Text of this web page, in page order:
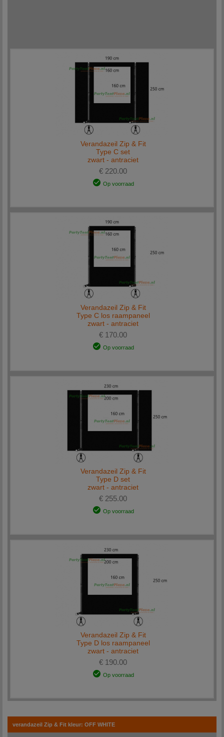
Verandazeil Zip & Fit
Type C set
zwart - antraciet
€ 220.00
Op voorraad
Verandazeil Zip & Fit
Type C los raampaneel
zwart - antraciet
€ 170.00
Op voorraad
Verandazeil Zip & Fit
Type D set
zwart - antraciet
€ 255.00
Op voorraad
Verandazeil Zip & Fit
Type D los raampaneel
zwart - antraciet
€ 190.00
Op voorraad
verandazeil Zip & Fit kleur: OFF WHITE